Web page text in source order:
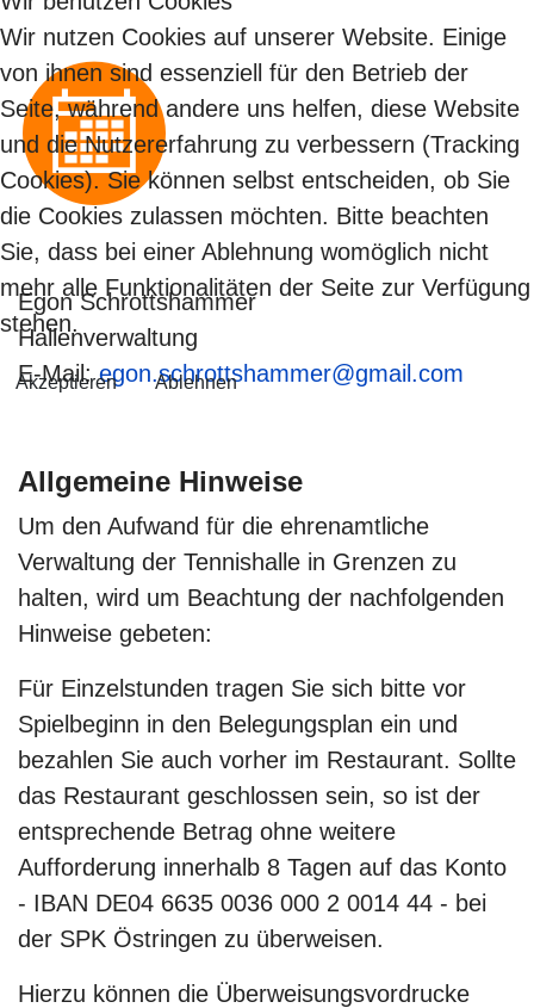
Egon Schrottshammer
Hallenverwaltung
E-Mail:egon.schrottshammer@gmail.com
Allgemeine Hinweise
Um den Aufwand für die ehrenamtliche
Verwaltung der Tennishalle in Grenzen zu
halten, wird um Beachtung der nachfolgenden
Hinweise gebeten:
Für Einzelstunden tragen Sie sich bitte vor
Spielbeginn in den Belegungsplan ein und
bezahlen Sie auch vorher im Restaurant. Sollte
das Restaurant geschlossen sein, so ist der
entsprechende Betrag ohne weitere
Aufforderung innerhalb 8 Tagen auf das Konto
- IBAN DE04 6635 0036 000 2 0014 44 - bei
der SPK Östringen zu überweisen.
Hierzu können die Überweisungsvordrucke
Wir nutzen Cookies auf unserer Website. Einige
von ihnen sind essenziell für den Betrieb der
Seite, während andere uns helfen, diese Website
und die Nutzererfahrung zu verbessern (Tracking
Cookies). Sie können selbst entscheiden, ob Sie
die Cookies zulassen möchten. Bitte beachten
Sie, dass bei einer Ablehnung womöglich nicht
mehr alle Funktionalitäten der Seite zur Verfügung
stehen.
Akzeptieren Ablehnen